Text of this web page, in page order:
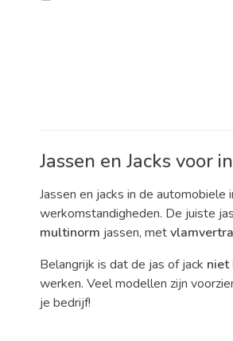
Jassen en Jacks voor
Jassen en jacks in de
werkomstandigheden. De juiste
multinorm jassen, met
Belangrijk is dat de jas of jack niet
werken. Veel modellen zijn
je bedrijf!